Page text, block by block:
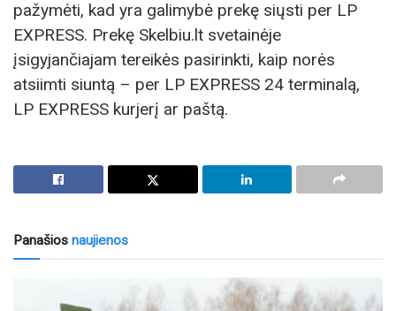
pažymėti, kad yra galimybė prekę siųsti per LP
EXPRESS. Prekę Skelbiu.lt svetainėje
įsigyjančiajam tereikės pasirinkti, kaip norės
atsiimti siuntą – per LP EXPRESS 24 terminalą,
LP EXPRESS kurjerį ar paštą.
Panašios naujienos